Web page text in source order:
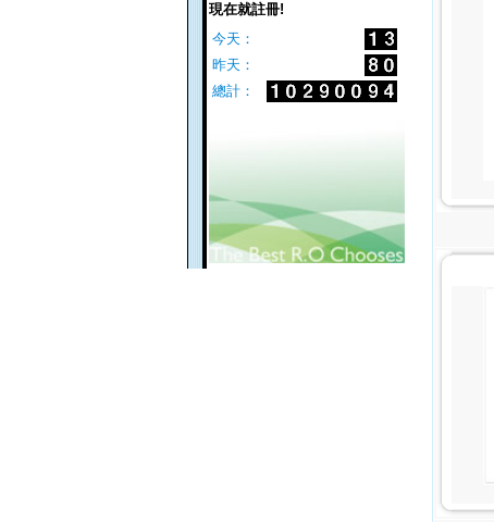
現在就註冊!
今天：
昨天：
總計：